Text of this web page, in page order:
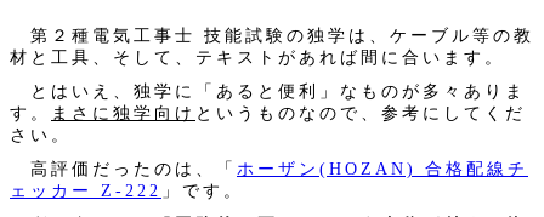
第２種電気工事士 技能試験の独学は、ケーブル等の教
材と工具、そして、テキストがあれば間に合います。
とはいえ、独学に「あると便利」なものが多々ありま
す。
まさに独学向け というものなので、参考にしてくだ
さい。
高評価だったのは、「 ホーザン(HOZAN) 合格配線チ
ェッカー Z-222 」です。